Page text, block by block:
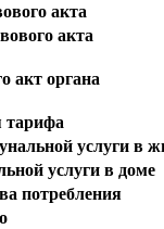
акта
акта
акт органа
тарифа
услуги в
услуги в доме
потребления